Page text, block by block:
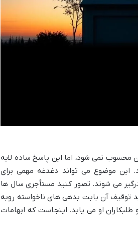
محسوب نمی شود، اما این پاسخ ساده لایه
این موضوع می تواند دغدغه مهمی برای
می شوند. تصور کنید مستأجری سال ها
توقیف آن بابت بدهی های ناخواسته روبه
او می یابد. اینجاست که ابهامات